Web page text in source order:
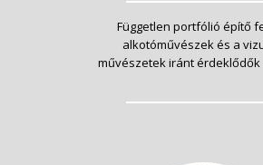
Független portfólió építő
alkotóművészek és a
művészetek iránt érdeklődők